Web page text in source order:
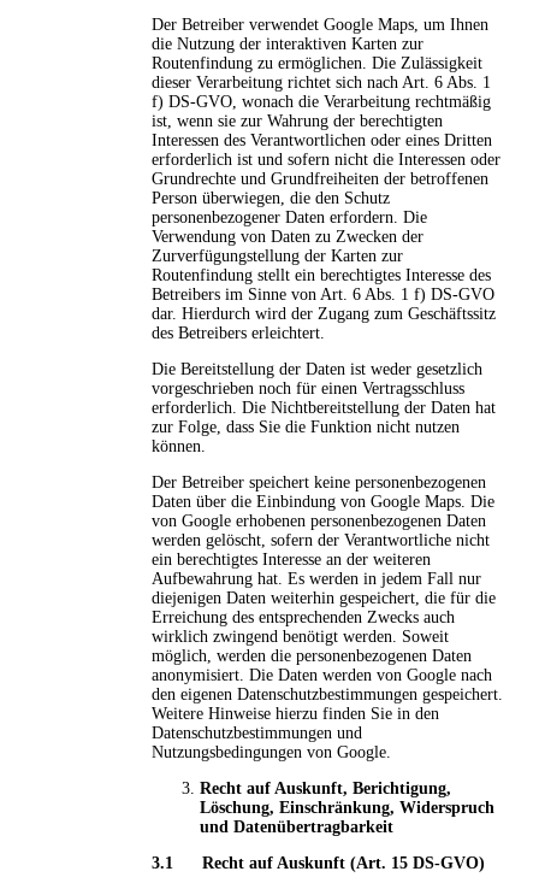
Der Betreiber verwendet Google Maps, um Ihnen
die Nutzung der interaktiven Karten zur
Routenfindung zu ermöglichen. Die Zulässigkeit
dieser Verarbeitung richtet sich nach Art. 6 Abs. 1
f) DS-GVO, wonach die Verarbeitung rechtmäßig
ist, wenn sie zur Wahrung der berechtigten
Interessen des Verantwortlichen oder eines Dritten
erforderlich ist und sofern nicht die Interessen oder
Grundrechte und Grundfreiheiten der betroffenen
Person überwiegen, die den Schutz
personenbezogener Daten erfordern. Die
Verwendung von Daten zu Zwecken der
Zurverfügungstellung der Karten zur
Routenfindung stellt ein berechtigtes Interesse des
Betreibers im Sinne von Art. 6 Abs. 1 f) DS-GVO
dar. Hierdurch wird der Zugang zum Geschäftssitz
des Betreibers erleichtert.
Die Bereitstellung der Daten ist weder gesetzlich
vorgeschrieben noch für einen Vertragsschluss
erforderlich. Die Nichtbereitstellung der Daten hat
zur Folge, dass Sie die Funktion nicht nutzen
können.
Der Betreiber speichert keine personenbezogenen
Daten über die Einbindung von Google Maps. Die
von Google erhobenen personenbezogenen Daten
werden gelöscht, sofern der Verantwortliche nicht
ein berechtigtes Interesse an der weiteren
Aufbewahrung hat. Es werden in jedem Fall nur
diejenigen Daten weiterhin gespeichert, die für die
Erreichung des entsprechenden Zwecks auch
wirklich zwingend benötigt werden. Soweit
möglich, werden die personenbezogenen Daten
anonymisiert. Die Daten werden von Google nach
den eigenen Datenschutzbestimmungen gespeichert.
Weitere Hinweise hierzu finden Sie in den
Datenschutzbestimmungen und
Nutzungsbedingungen von Google.
Recht auf Auskunft, Berichtigung,
Löschung, Einschränkung, Widerspruch
und Datenübertragbarkeit
3.1 Recht auf Auskunft (Art. 15 DS-GVO)